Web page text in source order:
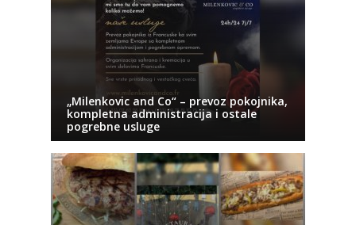
„Milenkovic and Co“ – prevoz pokojnika,
kompletna administracija i ostale
pogrebne usluge